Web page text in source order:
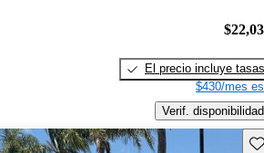
El precio incluye tasas
$430/mes
Verif. disponibilidad